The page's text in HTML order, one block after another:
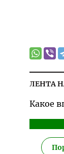
ЛЕНТА
Какое